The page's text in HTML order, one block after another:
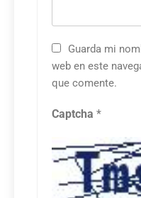
Guarda mi
web en este
que comente.
Captcha *